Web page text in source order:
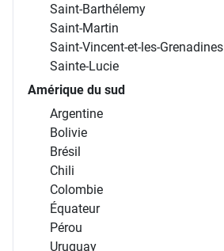
Saint-Barthélemy
Saint-Martin
Saint-Vincent-et-les-Grenadines
Sainte-Lucie
Amérique du sud
Argentine
Bolivie
Brésil
Chili
Colombie
Équateur
Pérou
Uruguay